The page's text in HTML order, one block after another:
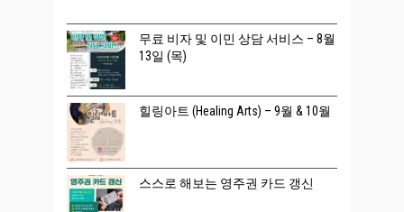
무료 비자 및 이민 상담 서비스 – 8월
13일 (목)
힐링아트 (Healing Arts) – 9월 & 10월
스스로 해보는 영주권 카드 갱신